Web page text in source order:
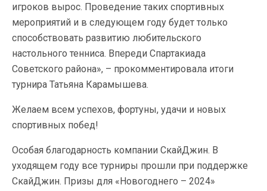
игроков вырос. Проведение таких спортивных
мероприятий и в следующем году будет только
способствовать развитию любительского
настольного тенниса. Впереди Спартакиада
Советского района», – прокомментировала итоги
турнира Татьяна Карамышева.
Желаем всем успехов, фортуны, удачи и новых
спортивных побед!
Особая благодарность компании СкайДжин. В
уходящем году все турниры прошли при поддержке
СкайДжин. Призы для «Новогоднего – 2024»